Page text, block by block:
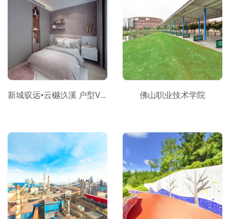
新城驭远•云樾汣溪 户型VR全景_复制 佛山职业技术学院